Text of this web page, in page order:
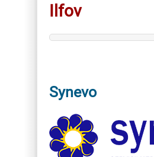
Ilfov
Synevo